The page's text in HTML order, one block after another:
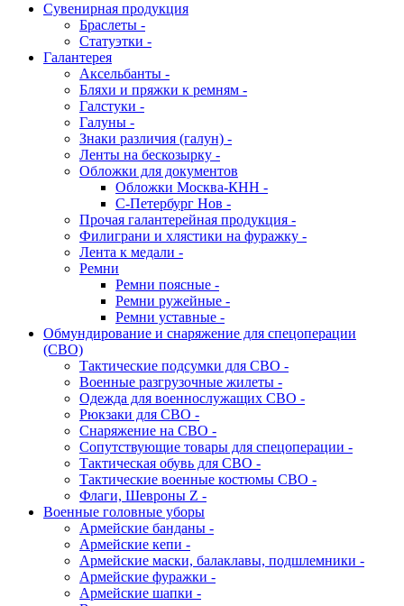
Сувенирная продукция
Браслеты -
Статуэтки -
Галантерея
Аксельбанты -
Бляхи и пряжки к ремням -
Галстуки -
Галуны -
Знаки различия (галун) -
Ленты на бескозырку -
Обложки для документов
Обложки Москва-КНН -
С-Петербург Нов -
Прочая галантерейная продукция -
Филиграни и хлястики на фуражку -
Лента к медали -
Ремни
Ремни поясные -
Ремни ружейные -
Ремни уставные -
Обмундирование и снаряжение для спецоперации
(СВО)
Тактические подсумки для СВО -
Военные разгрузочные жилеты -
Одежда для военнослужащих СВО -
Рюкзаки для СВО -
Снаряжение на СВО -
Сопутствующие товары для спецоперации -
Тактическая обувь для СВО -
Тактические военные костюмы СВО -
Флаги, Шевроны Z -
Военные головные уборы
Армейские банданы -
Армейские кепи -
Армейские маски, балаклавы, подшлемники -
Армейские фуражки -
Армейские шапки -